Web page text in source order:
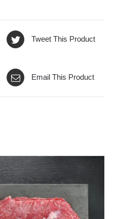
Tweet This Product
Email This Product